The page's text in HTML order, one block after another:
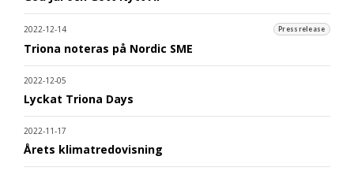
2022-12-14 Pressrelease
Triona noteras på Nordic SME
2022-12-05
Lyckat Triona Days
2022-11-17
Årets klimatredovisning